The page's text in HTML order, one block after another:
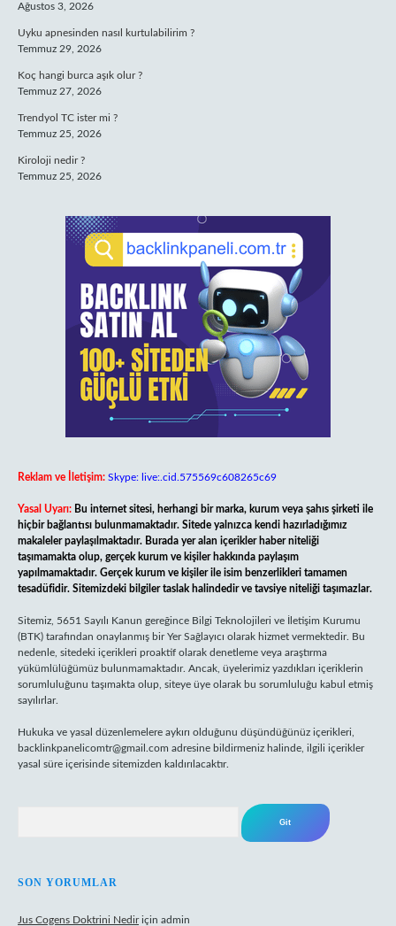
Ağustos 3, 2026
Uyku apnesinden nasıl kurtulabilirim ?
Temmuz 29, 2026
Koç hangi burca aşık olur ?
Temmuz 27, 2026
Trendyol TC ister mi ?
Temmuz 25, 2026
Kiroloji nedir ?
Temmuz 25, 2026
Reklam ve İletişim: Skype: live:.cid.575569c608265c69
Yasal Uyarı: Bu internet sitesi, herhangi bir marka, kurum veya şahıs şirketi ile
hiçbir bağlantısı bulunmamaktadır. Sitede yalnızca kendi hazırladığımız
makaleler paylaşılmaktadır. Burada yer alan içerikler haber niteliği
taşımamakta olup, gerçek kurum ve kişiler hakkında paylaşım
yapılmamaktadır. Gerçek kurum ve kişiler ile isim benzerlikleri tamamen
tesadüfidir. Sitemizdeki bilgiler taslak halindedir ve tavsiye niteliği taşımazlar.
Sitemiz, 5651 Sayılı Kanun gereğince Bilgi Teknolojileri ve İletişim Kurumu
(BTK) tarafından onaylanmış bir Yer Sağlayıcı olarak hizmet vermektedir. Bu
nedenle, sitedeki içerikleri proaktif olarak denetleme veya araştırma
yükümlülüğümüz bulunmamaktadır. Ancak, üyelerimiz yazdıkları içeriklerin
sorumluluğunu taşımakta olup, siteye üye olarak bu sorumluluğu kabul etmiş
sayılırlar.
Hukuka ve yasal düzenlemelere aykırı olduğunu düşündüğünüz içerikleri,
backlinkpanelicomtr@gmail.com adresine bildirmeniz halinde, ilgili içerikler
yasal süre içerisinde sitemizden kaldırılacaktır.
SON YORUMLAR
Jus Cogens Doktrini Nediriçin admin